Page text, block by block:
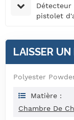
pistolet
LAISSER UN
Polyester
Matière :
Chambre De